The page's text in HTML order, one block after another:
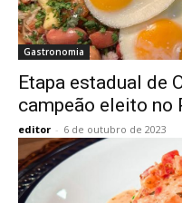
Gastronomia
Etapa estadual de
campeão eleito no
editor - 6 de outubro de 2023